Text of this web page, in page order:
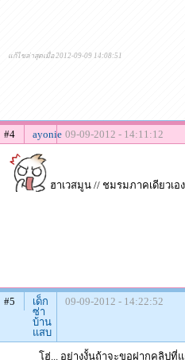
แก้ไขล่าสุดเมื่อ 2012-09-09 14:08:51
#4 ayonie 09-09-2012 - 14:11:12
ฮาเวสมูน // ชมรมภาคเดียวเอ
#5
เด็ก
ซ่า
บ้าน
แสบ
09-09-2012 - 14:22:52
โฮ่... อย่างงั้นถ้าจะขอฝากคลิปที่